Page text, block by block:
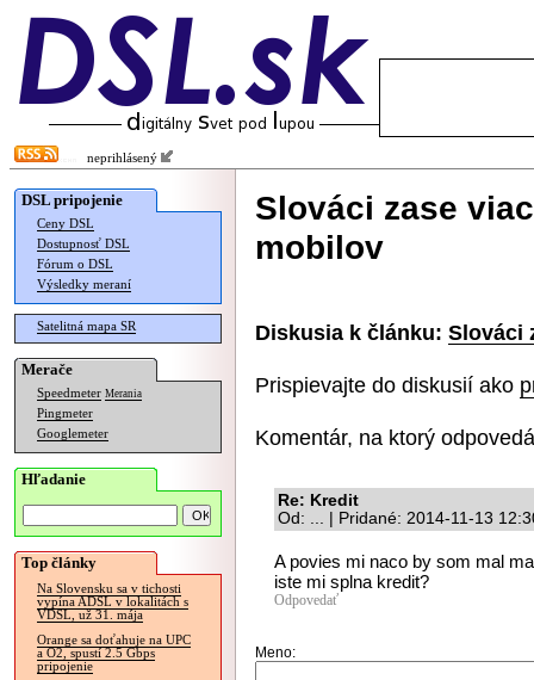
neprihlásený
DSL pripojenie
Ceny DSL
Dostupnosť DSL
Fórum o DSL
Výsledky meraní
Satelitná mapa SR
Merače
Speedmeter Merania
Pingmeter
Googlemeter
Hľadanie
Top články
Na Slovensku sa v tichosti
vypína ADSL v lokalitách s
VDSL, už 31. mája
Orange sa doťahuje na UPC
a O2, spustí 2.5 Gbps
pripojenie
Slováci zase
mobilov
Diskusia k článku: Slováci
Prispievajte do diskusií ako
Komentár, na ktorý
Re: Kredit
Od: ... | Pridané: 2014-11-13
A povies mi naco by som mal
iste mi splna kredit?
Odpovedať
Meno: